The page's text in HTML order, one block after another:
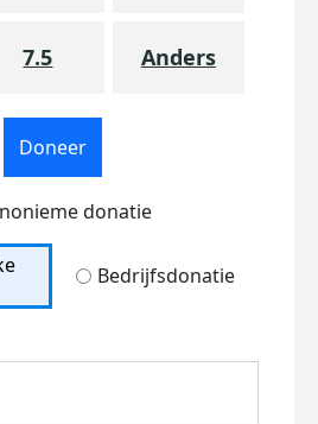
7.5 Anders
Doneer
donatie
Bedrijfsdonatie